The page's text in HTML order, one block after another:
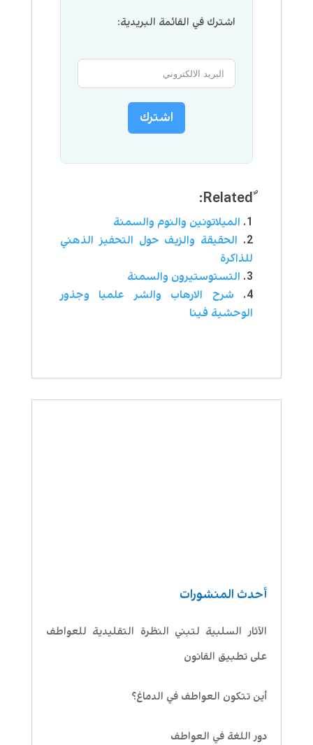
أحدث المنشورات
الآثار السلبية لتبني النظرة التقليدية للعواطف
على تطبيق القانون
أين تتكون العواطف في الدماغ؟
دور اللغة في العواطف
اشترك في القائمة البريدية:
اشترك
ٌRelated:
الميلاتونين والنوم والسمنة
الحقيقة والزيف حول التحفيز الذهني
للذاكرة
التستوستيرون والسمنة
شرح الارهاب والشر علميا وجذور
الوحشية فينا